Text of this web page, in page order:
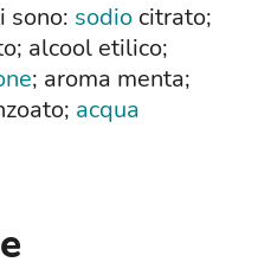
sono: sodio citrato;
alcool etilico;
; aroma menta;
acqua